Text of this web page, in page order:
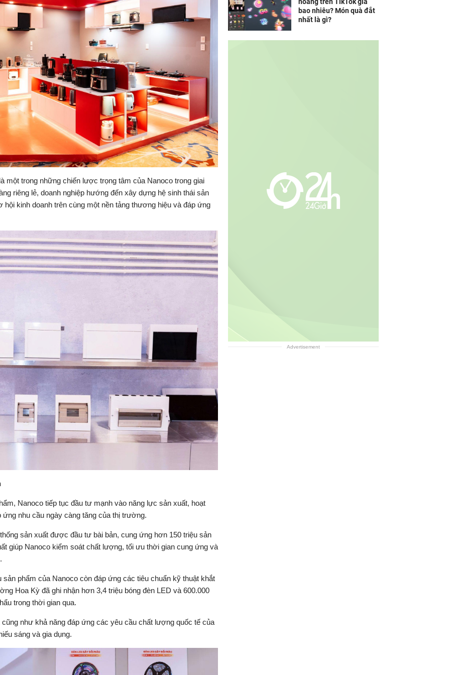
trong những chiến lược trọng tâm của Nanoco trong giai
riêng lẻ, doanh nghiệp hướng đến xây dựng hệ sinh thái sản
hội kinh doanh trên cùng một nền tảng thương hiệu và đáp ứng
Nanoco tiếp tục đầu tư mạnh vào năng lực sản xuất, hoạt
nhu cầu ngày càng tăng của thị trường.
sản xuất được đầu tư bài bản, cung ứng hơn 150 triệu sản
giúp Nanoco kiểm soát chất lượng, tối ưu thời gian cung ứng và
phẩm của Nanoco còn đáp ứng các tiêu chuẩn kỹ thuật khắt
Hoa Kỳ đã ghi nhận hơn 3,4 triệu bóng đèn LED và 600.000
trong thời gian qua.
như khả năng đáp ứng các yêu cầu chất lượng quốc tế của
sáng và gia dụng.
bao nhiêu? Món quà đắt
nhất là gì?
Advertisement